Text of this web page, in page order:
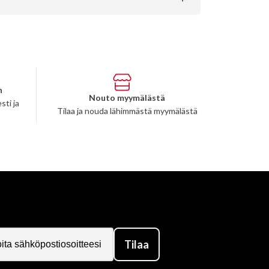
ja
Nouto myymälästä
Tilaa ja nouda lähimmästä myymälästä
Tilaa